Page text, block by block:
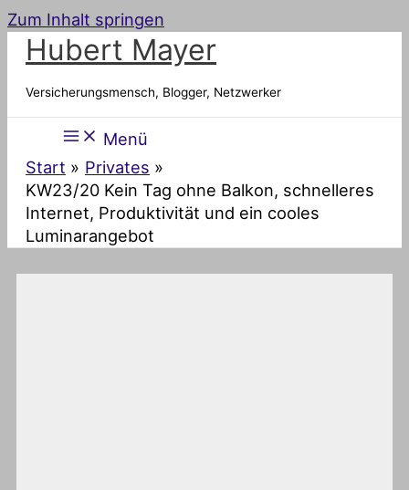
Zum Inhalt springen
Hubert Mayer
Versicherungsmensch, Blogger, Netzwerker
Menü
Start
Privates
KW23/20 Kein Tag ohne Balkon, schnelleres
Internet, Produktivität und ein cooles
Luminarangebot